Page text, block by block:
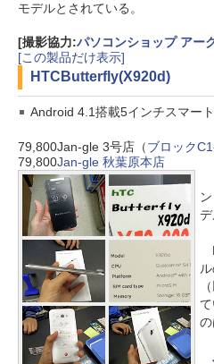
モデルとされている。
[撮影協力:パソコンショップ アー
[この製品だけ表示]
HTC Butterfly(X920d)
Android 4.1搭載5インチスマー
79,800Jan-gle 3号店（ブロック
79,800Jan-gle 秋葉原本店
デ
の